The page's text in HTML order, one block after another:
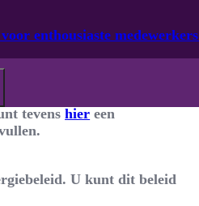
enthousiaste
met alle dieetwensen en
besproken tijdens het
tevenshier een
U kunt dit beleid